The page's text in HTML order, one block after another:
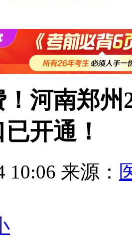
河南郑州
开通！
10:06 来源：